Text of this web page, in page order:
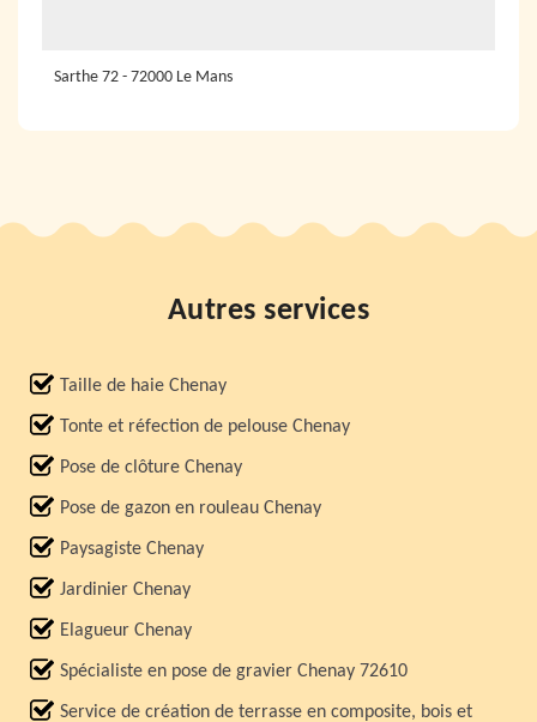
Sarthe 72 - 72000 Le Mans
Autres services
Taille de haie Chenay
Tonte et réfection de pelouse Chenay
Pose de clôture Chenay
Pose de gazon en rouleau Chenay
Paysagiste Chenay
Jardinier Chenay
Elagueur Chenay
Spécialiste en pose de gravier Chenay 72610
Service de création de terrasse en composite, bois et